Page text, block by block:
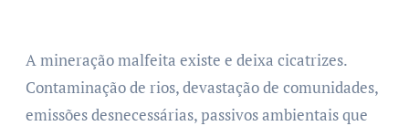
A mineração malfeita existe e deixa cicatrizes.
Contaminação de rios, devastação de comunidades,
emissões desnecessárias, passivos ambientais que